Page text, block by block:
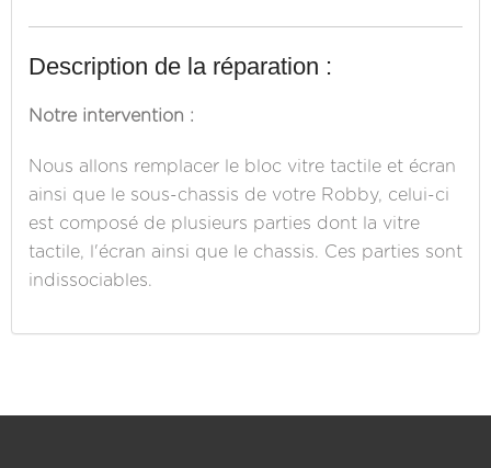
Description de la réparation :
Notre intervention :
Nous allons remplacer le bloc vitre tactile et écran
ainsi que le sous-chassis de votre Robby, celui-ci
est composé de plusieurs parties dont la vitre
tactile, l'écran ainsi que le chassis. Ces parties sont
indissociables.